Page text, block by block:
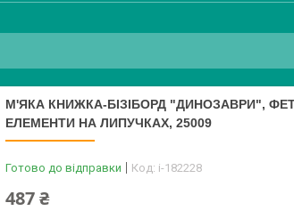
М'ЯКА КНИЖКА-БІЗІБОРД "ДИНОЗАВРИ",
ЕЛЕМЕНТИ НА ЛИПУЧКАХ, 25009
Готово до відправки Код: i-182228
487 ₴